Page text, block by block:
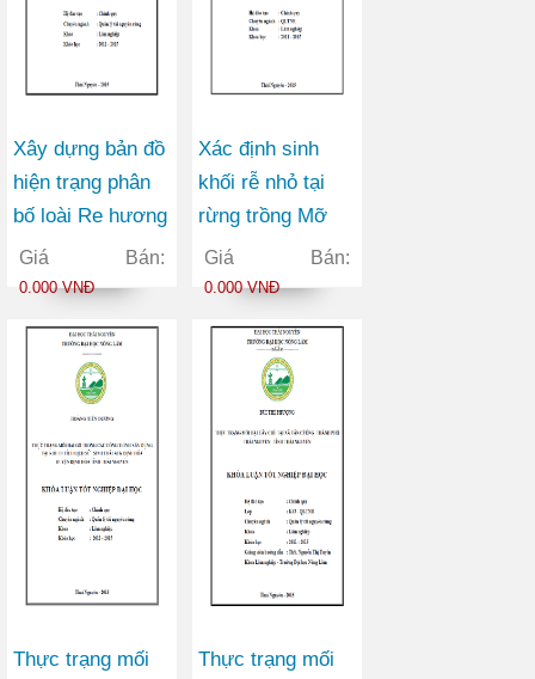
Xây dựng bản đồ
hiện trạng phân
bố loài Re hương
(Cinnamomum
parthennoxylon)
Nguyên
Giá Bán:
0.000 VNĐ
Xác định sinh
khối rễ nhỏ tại
rừng trồng Mỡ
(Manglietia
conifera) tại xã
huyện Ba Bể tỉnh
Bắc Kạn
Giá Bán:
0.000 VNĐ
Thực trạng mối
Thực trạng mối